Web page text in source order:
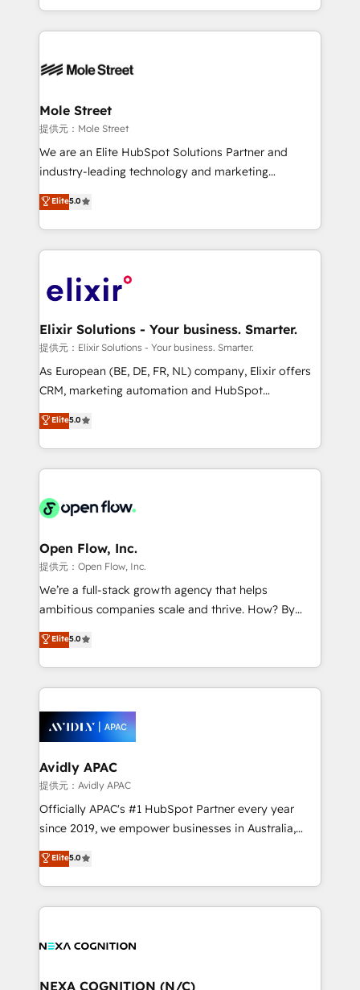
Technical Execution: ERP, EMR and Custom
Integrations; complex builds delivered in weeks, not
workflows; automation agents; process optimization
Healthcare: HIPAA implementations; secure data
workflows 💼 Financial Services: compliant
workflows; audit-ready reporting ⚖️ Legal: client
intake; pipeline and document workflows 🛒 E-
revenue automation 🏢 Real Estate: deal pipelines;
portfolio and lifecycle management 🏭
HIPAA-aware; CASL-compliant; GDPR-ready
implementations where required 💡 Why 500+
built to scale.
Mole Street
提供元：Mole Street
We are an Elite HubSpot Solutions Partner and
industry-leading technology and marketing
consultancy. Our focus is on enterprise and mid-
market B2B companies globally that want a strategic
approach to execute their goals through creative
applications of our solutions; Technical HubSpot
Design, Migrations + Integrations. Mole Street’s
greatness, which is achieved through creating
absolute clarity, derived from a well-defined
strategy, executed well, and reported on with clear
results. The culture is driven by core values; Joy, Grit,
Mindedness, and Clarity. We are driven to win for the
collective good of the company and its clientele, and
things are happening.
Elite5.0
Elixir Solutions - Your business. Smarter.
提供元：Elixir Solutions - Your business. Smarter.
As European (BE, DE, FR, NL) company, Elixir offers
CRM, marketing automation and HubSpot
integration products and services to mid-market
and enterprise customers. We ensure that your sales,
service and marketing department operates in the
most effective way, while at the same time
integrated buyers journey. Elixir is located in
and Amsterdam. Elixir is a first mover and leader
when it comes to HubSpot sales and service
implementations, highly renowned for our business
acumen, process (re-)design experience and a
integrate HubSpot with complex solutions like SAP,
MicroSoft, custom solutions,... Our company also has
Retail execution, CPQ, customer portals and
HubSpot CMS developments. And we're champions
Elite5.0
Open Flow, Inc.
提供元：Open Flow, Inc.
We’re a full-stack growth agency that helps
ambitious companies scale and thrive. How? By
upgrading and streamlining every single revenue-
generating aspect of your business. We’re proud
HubSpot Elite Solutions Partners and devout CRM
nerds who can harness HubSpot’s custom digital
experience. Working hand-in-hand with your team,
we’ll assemble a RevOps machine that drives more
traffic, generates better leads and crushes your
revenue goals. We've worked with thousands of
HubSpot customers and we'd love to work with you
too! Clients come to us for: Advanced CRM solutions
HubSpot Data System Migrations between systems
to HubSpot New lead generation strategies Time-
Elite5.0
Avidly APAC
提供元：Avidly APAC
Officially APAC's #1 HubSpot Partner every year
since 2019, we empower businesses in Australia,
New Zealand, and globally to realise their full
potential through enterprise HubSpot CRM
implementation. And we deliver best practice across
the whole HubSpot platform, covering marketing,
all businesses, from start-up to Enterprise, and have
the world. Our human approach to digital
Elite5.0
NEXA COGNITION (N/C)